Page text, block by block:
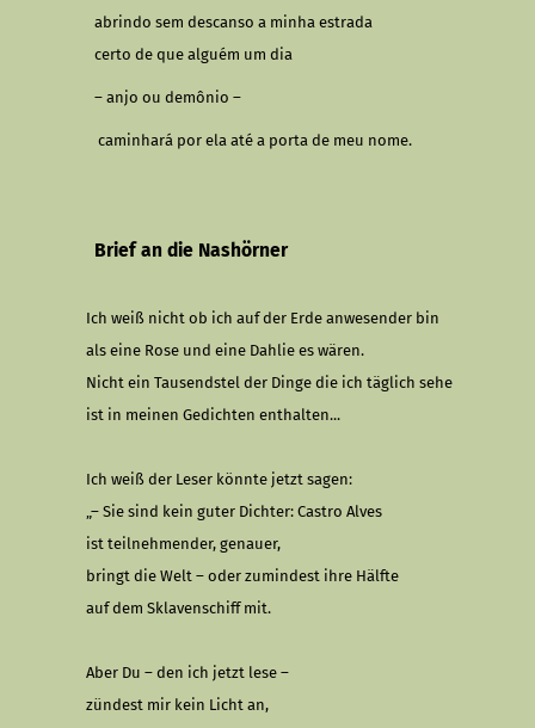
abrindo sem descanso a minha estrada
certo de que alguém um dia
– anjo ou demônio –
caminhará por ela até a porta de meu nome.
Brief an die Nashörner
Ich weiß nicht ob ich auf der Erde anwesender bin
als eine Rose und eine Dahlie es wären.
Nicht ein Tausendstel der Dinge die ich täglich sehe
ist in meinen Gedichten enthalten...
Ich weiß der Leser könnte jetzt sagen:
„– Sie sind kein guter Dichter: Castro Alves
ist teilnehmender, genauer,
bringt die Welt – oder zumindest ihre Hälfte
auf dem Sklavenschiff mit.
Aber Du – den ich jetzt lese –
zündest mir kein Licht an,